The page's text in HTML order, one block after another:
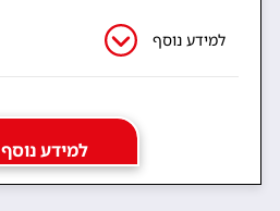
למידע נוסף
למידע נוסף